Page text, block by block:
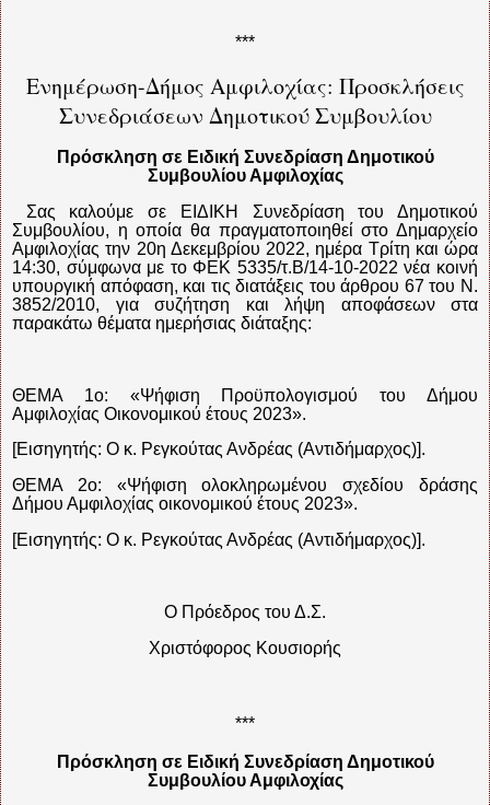
***
Ενημέρωση-Δήμος Αμφιλοχίας: Προσκλήσεις
Συνεδριάσεων Δημοτικού Συμβουλίου
Πρόσκληση σε Ειδική Συνεδρίαση Δημοτικού
Συμβουλίου Αμφιλοχίας
Σας καλούμε σε ΕΙΔΙΚΗ Συνεδρίαση του Δημοτικού
Συμβουλίου, η οποία θα πραγματοποιηθεί στο Δημαρχείο
Αμφιλοχίας την 20η Δεκεμβρίου 2022, ημέρα Τρίτη και ώρα
14:30, σύμφωνα με το ΦΕΚ 5335/τ.Β/14-10-2022 νέα κοινή
υπουργική απόφαση, και τις διατάξεις του άρθρου 67 του Ν.
3852/2010, για συζήτηση και λήψη αποφάσεων στα
παρακάτω θέματα ημερήσιας διάταξης:
ΘΕΜΑ 1ο: «Ψήφιση Προϋπολογισμού του Δήμου
Αμφιλοχίας Οικονομικού έτους 2023».
[Εισηγητής: Ο κ. Ρεγκούτας Ανδρέας (Αντιδήμαρχος)].
ΘΕΜΑ 2ο: «Ψήφιση ολοκληρωμένου σχεδίου δράσης
Δήμου Αμφιλοχίας οικονομικού έτους 2023».
[Εισηγητής: Ο κ. Ρεγκούτας Ανδρέας (Αντιδήμαρχος)].
Ο Πρόεδρος του Δ.Σ.
Χριστόφορος Κουσιορής
***
Πρόσκληση σε Ειδική Συνεδρίαση Δημοτικού
Συμβουλίου Αμφιλοχίας